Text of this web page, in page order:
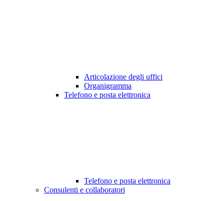
Articolazione degli uffici
Organigramma
Telefono e posta elettronica
Telefono e posta elettronica
Consulenti e collaboratori